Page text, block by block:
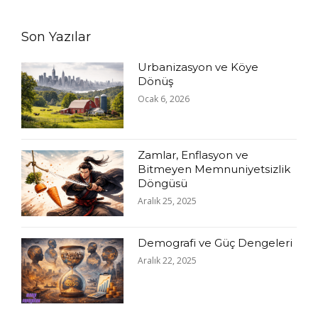
Son Yazılar
Urbanizasyon ve Köye
Dönüş
Ocak 6, 2026
Zamlar, Enflasyon ve
Bitmeyen Memnuniyetsizlik
Döngüsü
Aralık 25, 2025
Demografi ve Güç Dengeleri
Aralık 22, 2025